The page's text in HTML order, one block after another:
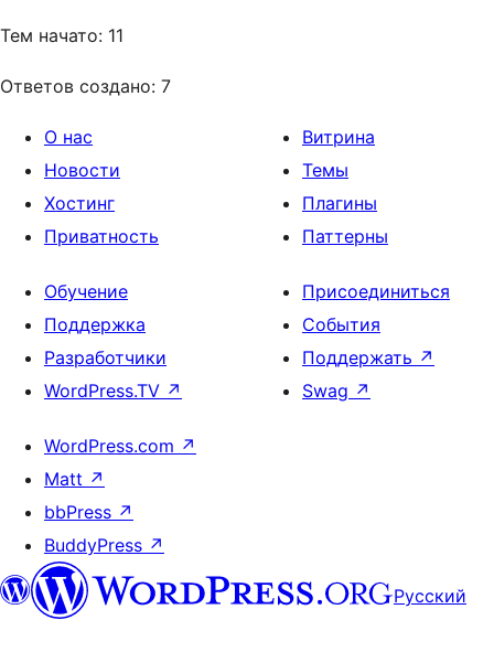
Тем начато: 11
Ответов создано: 7
О нас
Новости
Хостинг
Приватность
Витрина
Темы
Плагины
Паттерны
Обучение
Поддержка
Разработчики
WordPress.TV ↗
Присоединиться
События
Поддержать ↗
Swag ↗
WordPress.com ↗
Matt ↗
bbPress ↗
BuddyPress ↗
Русский